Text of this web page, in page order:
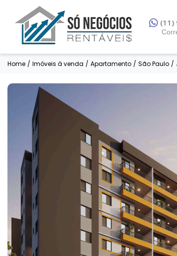
(11)
Home / Imóveis à venda / Apartamento / São Paulo /